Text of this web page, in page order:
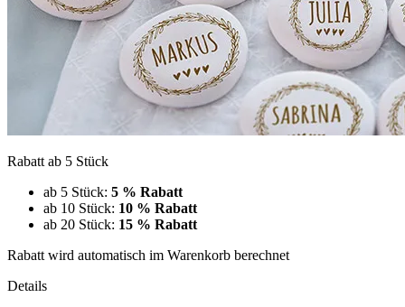
Rabatt ab 5 Stück
ab 5 Stück: 5 % Rabatt
ab 10 Stück: 10 % Rabatt
ab 20 Stück: 15 % Rabatt
Rabatt wird automatisch im Warenkorb berechnet
Details